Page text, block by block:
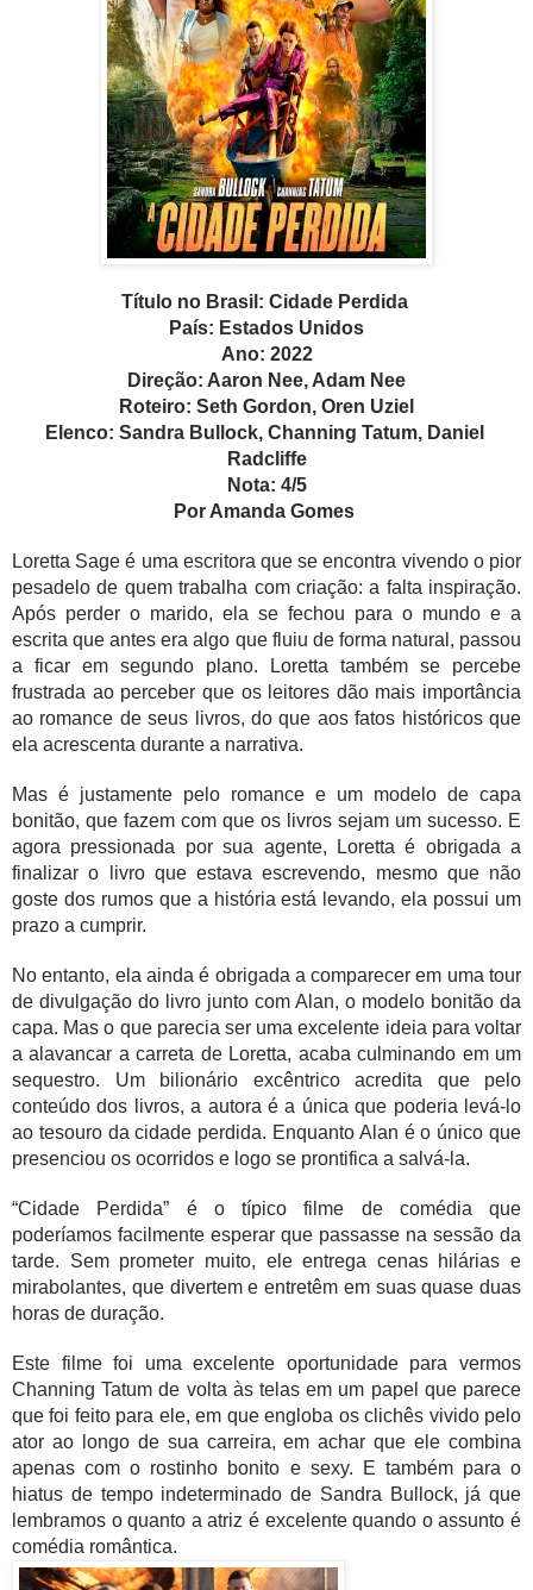
Título no Brasil: Cidade Perdida
País: Estados Unidos
Ano: 2022
Direção: Aaron Nee, Adam Nee
Roteiro: Seth Gordon, Oren Uziel
Elenco: Sandra Bullock, Channing Tatum, Daniel
Radcliffe
Nota: 4/5
Por Amanda Gomes
Loretta Sage é uma escritora que se encontra vivendo o pior
pesadelo de quem trabalha com criação: a falta inspiração.
Após perder o marido, ela se fechou para o mundo e a
escrita que antes era algo que fluiu de forma natural, passou
a ficar em segundo plano. Loretta também se percebe
frustrada ao perceber que os leitores dão mais importância
ao romance de seus livros, do que aos fatos históricos que
ela acrescenta durante a narrativa.
Mas é justamente pelo romance e um modelo de capa
bonitão, que fazem com que os livros sejam um sucesso. E
agora pressionada por sua agente, Loretta é obrigada a
finalizar o livro que estava escrevendo, mesmo que não
goste dos rumos que a história está levando, ela possui um
prazo a cumprir.
No entanto, ela ainda é obrigada a comparecer em uma tour
de divulgação do livro junto com Alan, o modelo bonitão da
capa. Mas o que parecia ser uma excelente ideia para voltar
a alavancar a carreta de Loretta, acaba culminando em um
sequestro. Um bilionário excêntrico acredita que pelo
conteúdo dos livros, a autora é a única que poderia levá-lo
ao tesouro da cidade perdida. Enquanto Alan é o único que
presenciou os ocorridos e logo se prontifica a salvá-la.
“Cidade Perdida” é o típico filme de comédia que
poderíamos facilmente esperar que passasse na sessão da
tarde. Sem prometer muito, ele entrega cenas hilárias e
mirabolantes, que divertem e entretêm em suas quase duas
horas de duração.
Este filme foi uma excelente oportunidade para vermos
Channing Tatum de volta às telas em um papel que parece
que foi feito para ele, em que engloba os clichês vivido pelo
ator ao longo de sua carreira, em achar que ele combina
apenas com o rostinho bonito e sexy. E também para o
hiatus de tempo indeterminado de Sandra Bullock, já que
lembramos o quanto a atriz é excelente quando o assunto é
comédia romântica.